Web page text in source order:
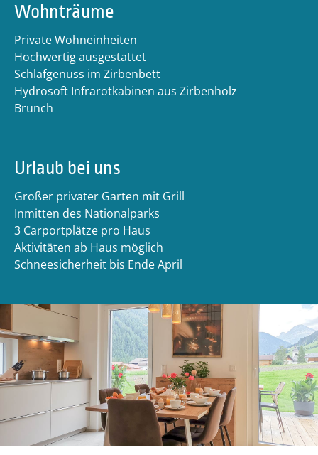
Wohnträume
Private Wohneinheiten
Hochwertig ausgestattet
Schlafgenuss im Zirbenbett
Hydrosoft Infrarotkabinen aus Zirbenholz
Brunch
Urlaub bei uns
Großer privater Garten mit Grill
Inmitten des Nationalparks
3 Carportplätze pro Haus
Aktivitäten ab Haus möglich
Schneesicherheit bis Ende April